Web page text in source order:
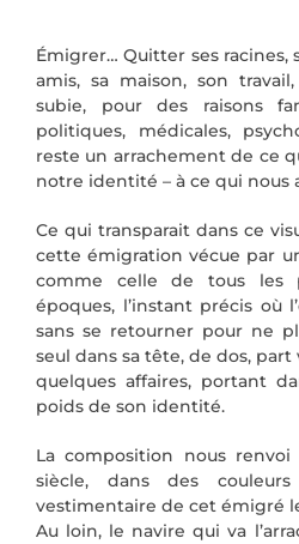
Émigrer… Quitter ses racines,
amis, sa maison, son
subie, pour des raisons
politiques, médicales,
reste un arrachement de ce
notre identité – à ce qui nous
Ce qui transparait dans ce
cette émigration vécue par
comme celle de tous les
époques, l’instant précis où
sans se retourner pour ne
seul dans sa tête, de dos, part
quelques affaires, portant
poids de son identité.
La composition nous
siècle, dans des couleurs
vestimentaire de cet émigré
Au loin, le navire qui va